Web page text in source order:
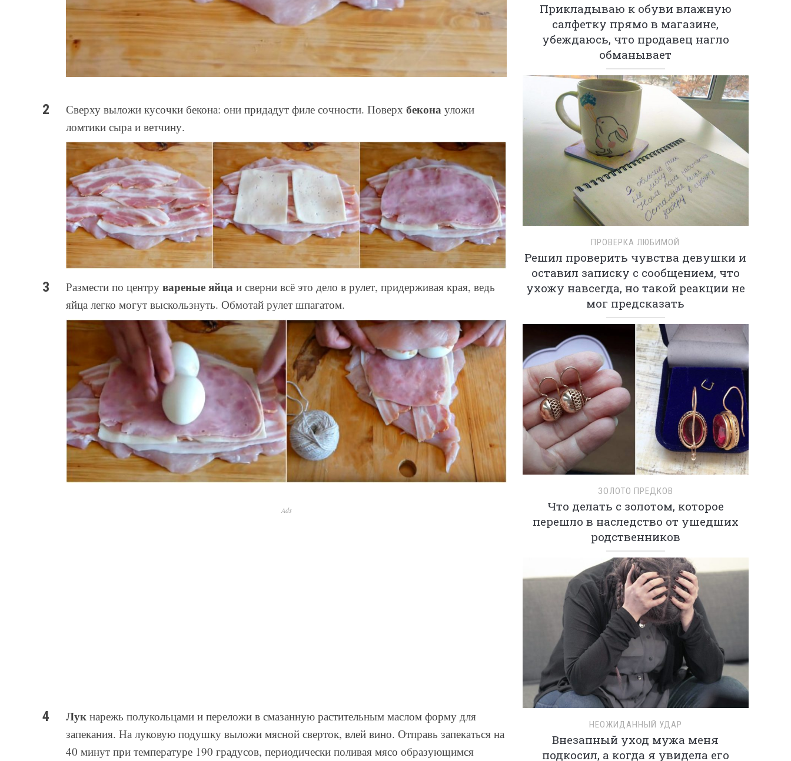
Сверху выложи кусочки бекона: они придадут филе сочности. Поверх бекона уложи
ломтики сыра и ветчину.
Размести по центру вареные яйца и сверни всё это дело в рулет, придерживая края, ведь
яйца легко могут выскользнуть. Обмотай рулет шпагатом.
Ads
Лук нарежь полукольцами и переложи в смазанную растительным маслом форму для
запекания. На луковую подушку выложи мясной сверток, влей вино. Отправь запекаться на
40 минут при температуре 190 градусов, периодически поливая мясо образующимся
Прикладываю к обуви влажную
салфетку прямо в магазине,
убеждаюсь, что продавец нагло
обманывает
ПРОВЕРКА ЛЮБИМОЙ
Решил проверить чувства девушки и
оставил записку с сообщением, что
ухожу навсегда, но такой реакции не
мог предсказать
ЗОЛОТО ПРЕДКОВ
Что делать с золотом, которое
перешло в наследство от ушедших
родственников
НЕОЖИДАННЫЙ УДАР
Внезапный уход мужа меня
подкосил, а когда я увидела его